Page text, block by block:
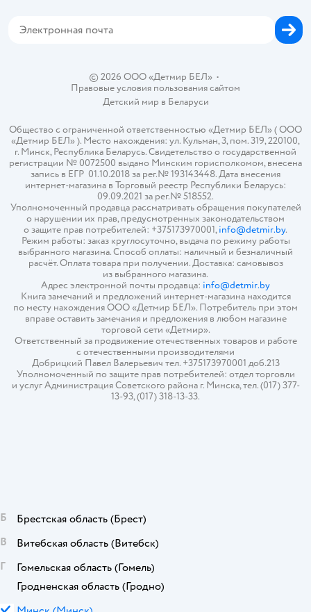
© 2026 ООО «Детмир БЕЛ»•
Правовые условия пользования сайтом
Детский мир в Беларуси
Общество с ограниченной ответственностью «Детмир БЕЛ» ( ООО
«Детмир БЕЛ» ). Место нахождения: ул. Кульман, 3, пом. 319, 220100,
г. Минск, Республика Беларусь. Свидетельство о государственной
регистрации № 0072500 выдано Минским горисполкомом, внесена
запись в ЕГР 01.10.2018 за рег.№ 193143448. Дата внесения
интернет-магазина в Торговый реестр Республики Беларусь:
09.09.2021 за рег.№ 518552.
Уполномоченный продавца рассматривать обращения покупателей
о нарушении их прав, предусмотренных законодательством
о защите прав потребителей: +375173970001,info@detmir.by.
Режим работы: заказ круглосуточно, выдача по режиму работы
выбранного магазина. Способ оплаты: наличный и безналичный
расчёт. Оплата товара при получении. Доставка: самовывоз
из выбранного магазина.
Адрес электронной почты продавца: info@detmir.by
Книга замечаний и предложений интернет-магазина находится
по месту нахождения ООО «Детмир БЕЛ». Потребитель при этом
вправе оставить замечания и предложения в любом магазине
торговой сети «Детмир».
Ответственный за продвижение отечественных товаров и работе
с отечественными производителями
Добрицкий Павел Валерьевич тел. +375173970001 доб.213
Уполномоченный по защите прав потребителей: отдел торговли
и услуг Администрация Советского района г. Минска, тел. (017) 377-
13-93, (017) 318-13-33.
Б Брестская область (Брест)
В
Витебская область (Витебск)
Г
Гомельская область (Гомель)
Гродненская область (Гродно)
М